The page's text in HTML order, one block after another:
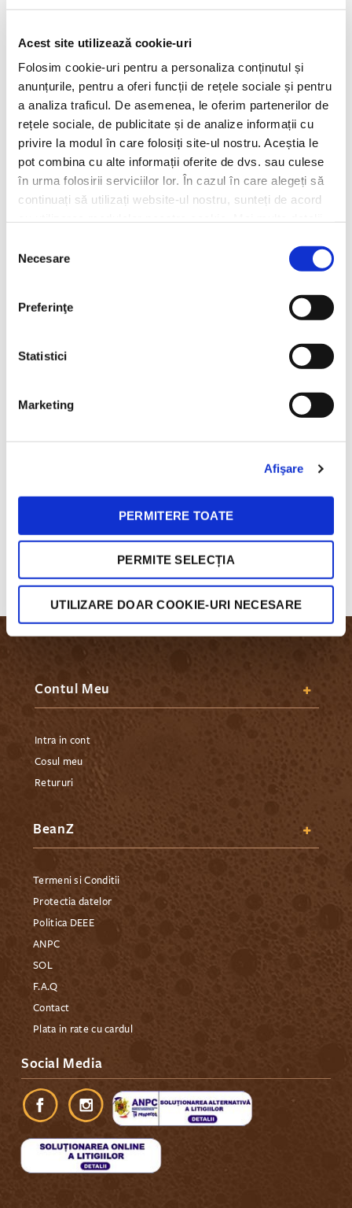
Acest site utilizează cookie-uri
Folosim cookie-uri pentru a personaliza conținutul și
anunțurile, pentru a oferi funcții de rețele sociale și pentru
a analiza traficul. De asemenea, le oferim partenerilor de
rețele sociale, de publicitate și de analize informații cu
privire la modul în care folosiți site-ul nostru. Aceștia le
pot combina cu alte informații oferite de dvs. sau culese
în urma folosirii serviciilor lor. În cazul în care alegeți să
continuați să utilizați website-ul nostru, sunteți de acord
consimțământului
Necesare
Preferinţe
Statistici
Marketing
Afişare
PERMITERE TOATE
PERMITE SELECȚIA
UTILIZARE DOAR COOKIE-URI NECESARE
către un tărâm exotic, plin de răsfăț și relaxare.
petale de floarea soarelui, zmeură, căpșuni,
petale de albăstrele
POLITICA DE RETUR
La BeanZ celebram diversitatea prin
cafele cu gusturi distincte in momente
Pentru comenzile de peste
Ne ocupam noi de toate
alegi!
Contul Meu
Intra in cont
Cosul meu
Retururi
BeanZ
Termeni si Conditii
Protectia datelor
Politica DEEE
ANPC
SOL
F.A.Q
Contact
Plata in rate cu cardul
Social Media